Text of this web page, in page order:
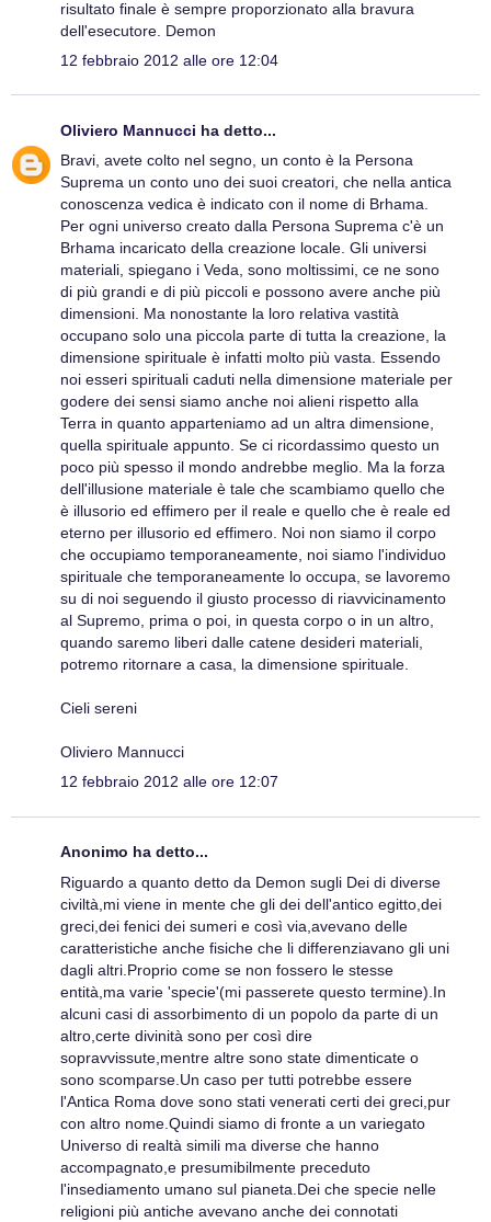
risultato finale è sempre proporzionato alla bravura
dell'esecutore. Demon
12 febbraio 2012 alle ore 12:04
Oliviero Mannucci ha detto...
Bravi, avete colto nel segno, un conto è la Persona
Suprema un conto uno dei suoi creatori, che nella antica
conoscenza vedica è indicato con il nome di Brhama.
Per ogni universo creato dalla Persona Suprema c'è un
Brhama incaricato della creazione locale. Gli universi
materiali, spiegano i Veda, sono moltissimi, ce ne sono
di più grandi e di più piccoli e possono avere anche più
dimensioni. Ma nonostante la loro relativa vastità
occupano solo una piccola parte di tutta la creazione, la
dimensione spirituale è infatti molto più vasta. Essendo
noi esseri spirituali caduti nella dimensione materiale per
godere dei sensi siamo anche noi alieni rispetto alla
Terra in quanto apparteniamo ad un altra dimensione,
quella spirituale appunto. Se ci ricordassimo questo un
poco più spesso il mondo andrebbe meglio. Ma la forza
dell'illusione materiale è tale che scambiamo quello che
è illusorio ed effimero per il reale e quello che è reale ed
eterno per illusorio ed effimero. Noi non siamo il corpo
che occupiamo temporaneamente, noi siamo l'individuo
spirituale che temporaneamente lo occupa, se lavoremo
su di noi seguendo il giusto processo di riavvicinamento
al Supremo, prima o poi, in questa corpo o in un altro,
quando saremo liberi dalle catene desideri materiali,
potremo ritornare a casa, la dimensione spirituale.
Cieli sereni
Oliviero Mannucci
12 febbraio 2012 alle ore 12:07
Anonimo ha detto...
Riguardo a quanto detto da Demon sugli Dei di diverse
civiltà,mi viene in mente che gli dei dell'antico egitto,dei
greci,dei fenici dei sumeri e così via,avevano delle
caratteristiche anche fisiche che li differenziavano gli uni
dagli altri.Proprio come se non fossero le stesse
entità,ma varie 'specie'(mi passerete questo termine).In
alcuni casi di assorbimento di un popolo da parte di un
altro,certe divinità sono per così dire
sopravvissute,mentre altre sono state dimenticate o
sono scomparse.Un caso per tutti potrebbe essere
l'Antica Roma dove sono stati venerati certi dei greci,pur
con altro nome.Quindi siamo di fronte a un variegato
Universo di realtà simili ma diverse che hanno
accompagnato,e presumibilmente preceduto
l'insediamento umano sul pianeta.Dei che specie nelle
religioni più antiche avevano anche dei connotati